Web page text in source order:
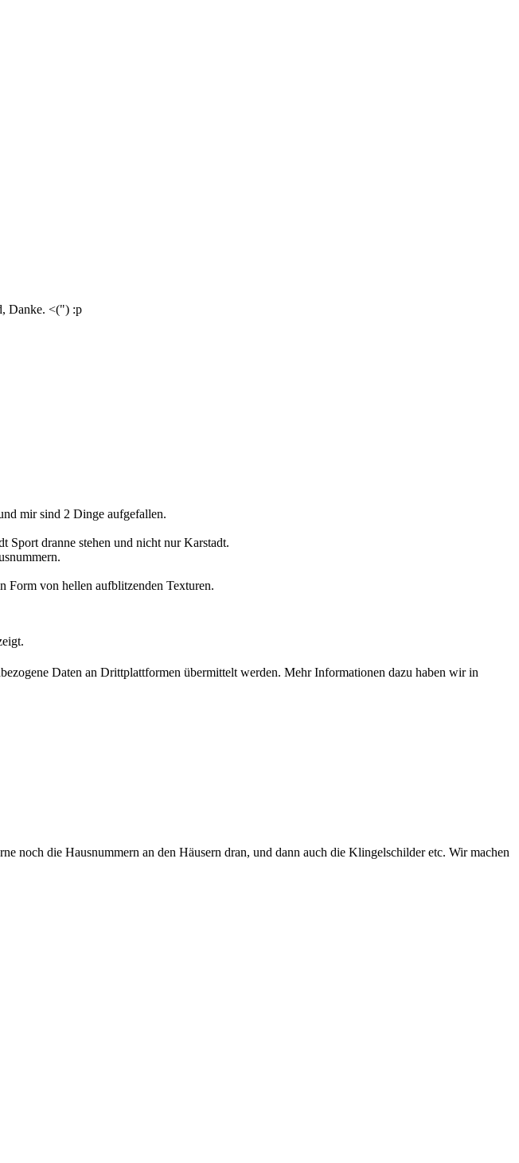
Danke. <(") :p
mir sind 2 Dinge aufgefallen.
Sport dranne stehen und nicht nur Karstadt.
Form von hellen aufblitzenden Texturen.
Daten an Drittplattformen übermittelt werden. Mehr Informationen dazu haben wir in
noch die Hausnummern an den Häusern dran, und dann auch die Klingelschilder etc. Wir machen